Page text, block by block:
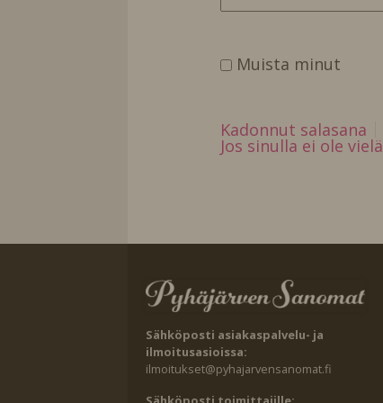
Muista minut
Kadonnut salasana
Jos sinulla ei ole
Sähköposti asiakaspalvelu- ja
ilmoitusasioissa:
ilmoitukset@pyhajarvensanomat.fi